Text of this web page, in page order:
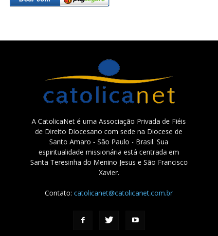
A CatolicaNet é uma Associação Privada de Fiéis
de Direito Diocesano com sede na Diocese de
Santo Amaro - São Paulo - Brasil. Sua
espiritualidade missionária está centrada em
Santa Teresinha do Menino Jesus e São Francisco
Xavier.
Contato:catolicanet@catolicanet.com.br